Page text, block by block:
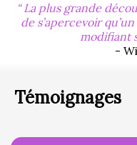
La plus grande
de s’apercevoir
modifiant
-
Témoignages